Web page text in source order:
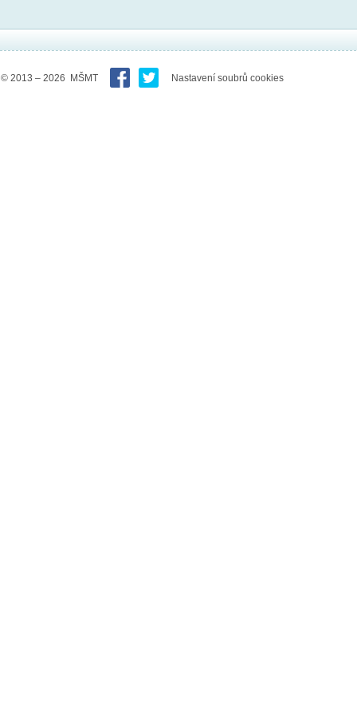
© 2013 – 2026 MŠMT Nastavení soubrů cookies